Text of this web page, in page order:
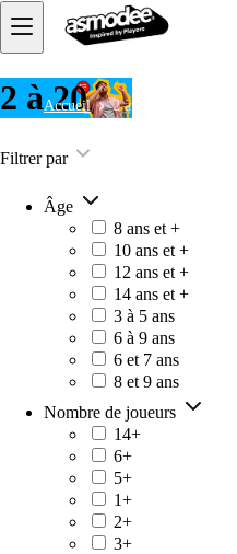
Accueil 2 à 20
2 à 20
Filtrer par
Âge
8 ans et +
10 ans et +
12 ans et +
14 ans et +
3 à 5 ans
6 à 9 ans
6 et 7 ans
8 et 9 ans
Nombre de joueurs
14+
6+
5+
1+
2+
3+